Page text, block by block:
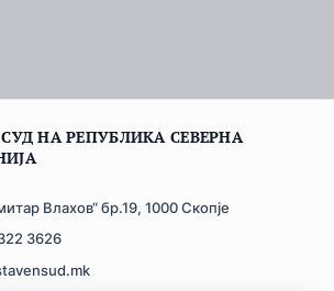
НА РЕПУБЛИКА СЕВЕРНА
Влахов“ бр.19, 1000 Скопје
3626